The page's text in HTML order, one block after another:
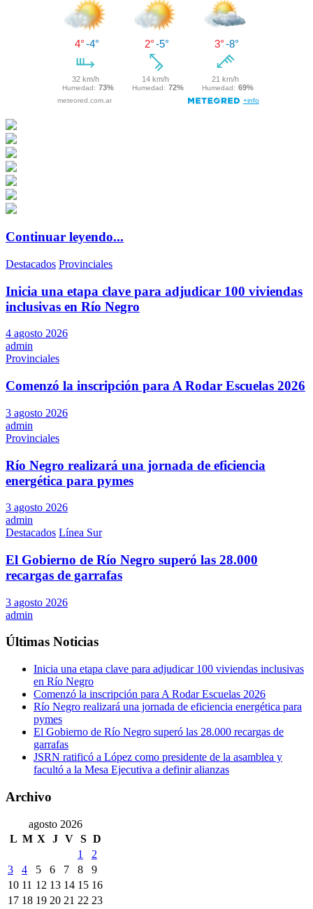
Continuar leyendo...
Destacados Provinciales
Inicia una etapa clave para adjudicar 100 viviendas
inclusivas en Río Negro
4 agosto 2026
admin
Provinciales
Comenzó la inscripción para A Rodar Escuelas 2026
3 agosto 2026
admin
Provinciales
Río Negro realizará una jornada de eficiencia
energética para pymes
3 agosto 2026
admin
Destacados Línea Sur
El Gobierno de Río Negro superó las 28.000
recargas de garrafas
3 agosto 2026
admin
Últimas Noticias
Inicia una etapa clave para adjudicar 100 viviendas inclusivas
en Río Negro
Comenzó la inscripción para A Rodar Escuelas 2026
Río Negro realizará una jornada de eficiencia energética para
pymes
El Gobierno de Río Negro superó las 28.000 recargas de
garrafas
JSRN ratificó a López como presidente de la asamblea y
facultó a la Mesa Ejecutiva a definir alianzas
Archivo
agosto 2026
L M X J V S D
1
2
3
4 5 6 7 8
9
10 11 12 13 14 15 16
17 18 19 20 21 22 23